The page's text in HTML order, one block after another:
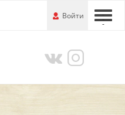
---
Войти